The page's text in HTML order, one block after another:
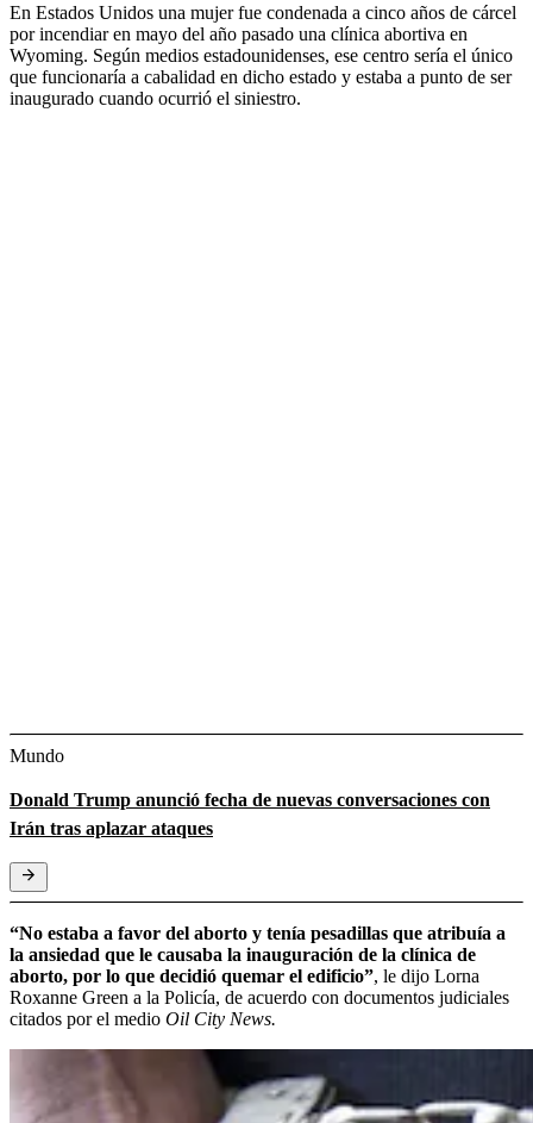
En Estados Unidos una mujer fue condenada a cinco años de cárcel
por incendiar en mayo del año pasado una clínica abortiva en
Wyoming. Según medios estadounidenses, ese centro sería el único
que funcionaría a cabalidad en dicho estado y estaba a punto de ser
inaugurado cuando ocurrió el siniestro.
Mundo
Donald Trump anunció fecha de nuevas conversaciones con
Irán tras aplazar ataques
“No estaba a favor del aborto y tenía pesadillas que atribuía a
la ansiedad que le causaba la inauguración de la clínica de
aborto, por lo que decidió quemar el edificio”, le dijo Lorna
Roxanne Green a la Policía, de acuerdo con documentos judiciales
citados por el medio Oil City News.